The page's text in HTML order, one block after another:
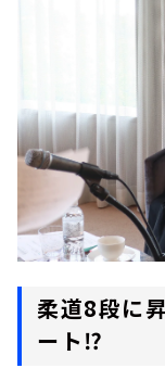
柔道8段に
ート⁉